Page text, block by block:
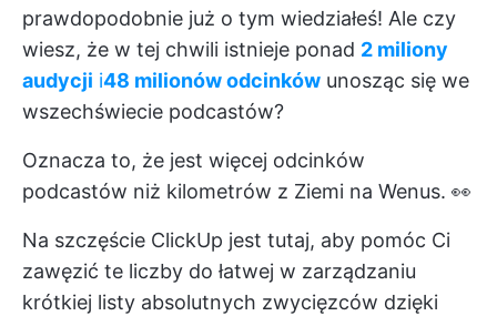
prawdopodobnie już o tym wiedziałeś! Ale czy
wiesz, że w tej chwili istnieje ponad 2 miliony
audycji i48 milionów odcinków unosząc się we
wszechświecie podcastów?
Oznacza to, że jest więcej odcinków
podcastów niż kilometrów z Ziemi na Wenus. 👀
Na szczęście ClickUp jest tutaj, aby pomóc Ci
zawęzić te liczby do łatwej w zarządzaniu
krótkiej listy absolutnych zwycięzców dzięki